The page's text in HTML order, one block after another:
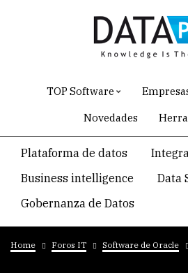
TOP Software
Novedades
Navegacion
temática
principal
Plataforma de datos
Business intelligence
Data
Gobernanza de Datos
Breadcrumb
Home Foros IT Software de Oracle